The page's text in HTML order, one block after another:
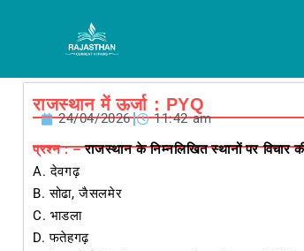
राजस्थान में ऊर्जा : PYQ
24/04/2026 11:42 am
प्रश्न : –राजस्थान के निम्नलिखित स्थानों पर विचार
A. देवगढ़
B. सोढा, जैसलमेर
C. भाडला
D. फतेहगढ़